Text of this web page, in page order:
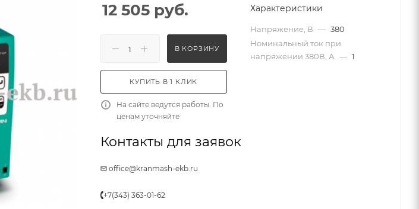
12 505руб.
В КОРЗИНУ
КУПИТЬ В 1 КЛИК
На сайте ведутся работы. По
ценам уточняйте
Характеристики
Напряжение, В — 380
Номинальный ток при
напряжении 380В, А — 1
Контакты для заявок
office@kranmash-ekb.ru
+7(343) 363-01-62